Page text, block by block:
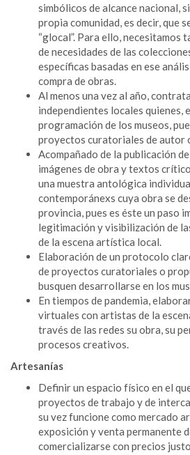
simbólicos de alcance nacional,
propia comunidad, es decir, que
“glocal”. Para ello, necesitamos
de necesidades de las
específicas basadas en ese
compra de obras.
Al menos una vez al año,
independientes locales quienes,
programación de los museos,
proyectos curatoriales de autor
Acompañado de la publicación
imágenes de obra y textos
una muestra antológica
contemporánexs cuya obra se
provincia, pues es éste un paso
legitimación y visibilización de
de la escena artística local.
Elaboración de un protocolo
de proyectos curatoriales o
busquen desarrollarse en los
En tiempos de pandemia,
virtuales con artistas de la
través de las redes su obra, su
procesos creativos.
Artesanías
Definir un espacio físico en el
proyectos de trabajo y de
su vez funcione como mercado
exposición y venta permanente
comercializarse con precios